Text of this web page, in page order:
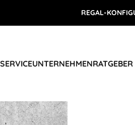
REGAL-
UNTERNEHMENRATGEBER